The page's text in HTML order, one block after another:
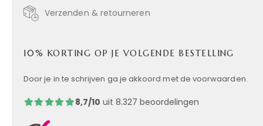
Verzenden & retourneren
10% KORTING OP JE VOLGENDE BESTELLING
Door je in te schrijven ga je akkoord met de voorwaarden.
8,7/10 uit 8.327 beoordelingen